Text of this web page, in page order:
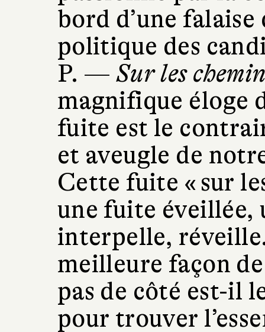
bord d’une
politique des
P. — Sur les
magnifique éloge
fuite est le
et aveugle de
Cette fuite « sur
une fuite éveillée,
interpelle,
meilleure façon
pas de côté est-il
pour trouver